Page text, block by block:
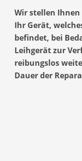
Wir stellen
Ihr Gerät,
befindet, bei
Leihgerät zur
reibungslos
Dauer der